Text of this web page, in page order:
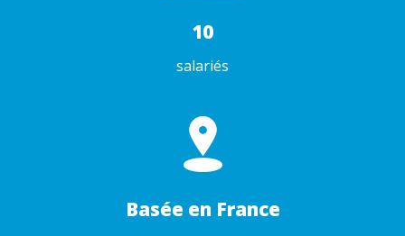
10
salariés
Basée en France